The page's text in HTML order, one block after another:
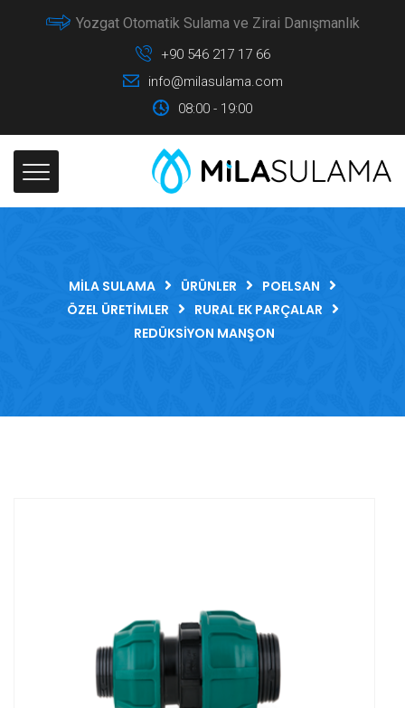
Yozgat Otomatik Sulama ve Zirai Danışmanlık
+90 546 217 17 66
info@milasulama.com
08:00 - 19:00
MILA SULAMA ÜRÜNLER
POELSAN
ÖZEL ÜRETIMLER
RURAL EK PARÇALAR
REDÜKSIYON MANŞON